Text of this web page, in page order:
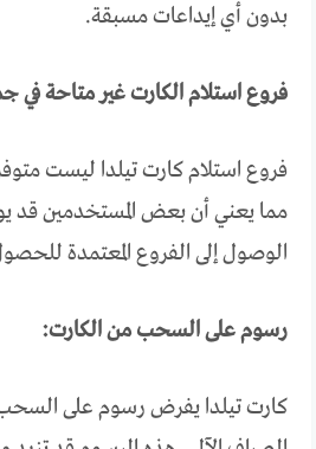
بدون أي إيداعات مسبقة.
فروع استلام الكارت غير متاحة في
فروع استلام كارت تيلدا ليست
مما يعني أن بعض المستخدمين قد
الوصول إلى الفروع المعتمدة
رسوم على السحب من الكارت:
كارت تيلدا يفرض رسوم على